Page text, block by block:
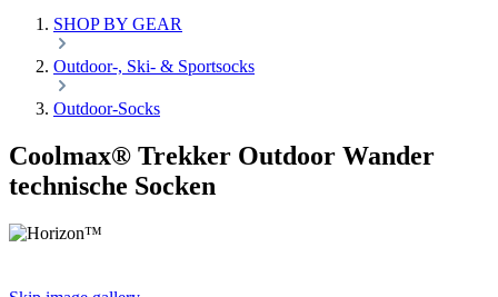
SHOP BY GEAR
Outdoor-, Ski- & Sportsocks
Outdoor-Socks
Coolmax® Trekker Outdoor Wander
technische Socken